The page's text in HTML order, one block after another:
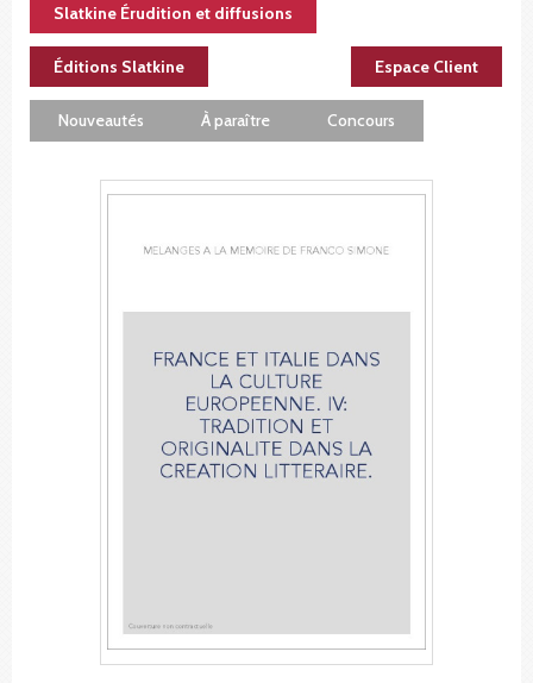
Slatkine Érudition et diffusions
Éditions Slatkine Espace Client
Nouveautés À paraître Concours